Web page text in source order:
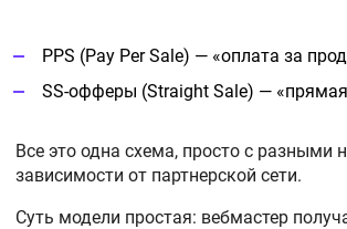
PPS (Pay Per Sale) — «оплата за
SS-офферы (Straight Sale) —
Все это одна схема, просто с разными
зависимости от партнерской сети.
Суть модели простая: вебмастер